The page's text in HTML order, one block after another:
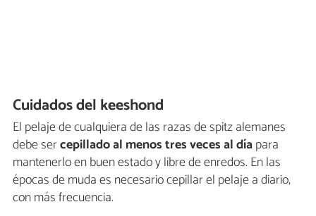
Cuidados del keeshond
El pelaje de cualquiera de las razas de spitz alemanes
debe sercepillado al menos tres veces al díapara
mantenerlo en buen estado y libre de enredos. En las
épocas de muda es necesario cepillar el pelaje a diario,
con más frecuencia.